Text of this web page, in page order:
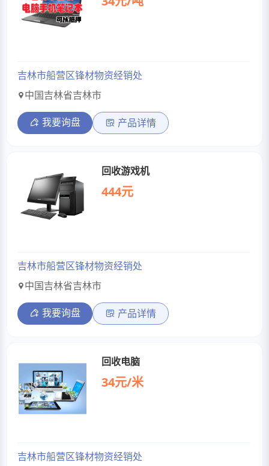
吉林市船营区锋材物资经销处
中国吉林省吉林市
我要询盘 产品详情
回收游戏机
444元
吉林市船营区锋材物资经销处
中国吉林省吉林市
我要询盘 产品详情
回收电脑
34元/米
吉林市船营区锋材物资经销处